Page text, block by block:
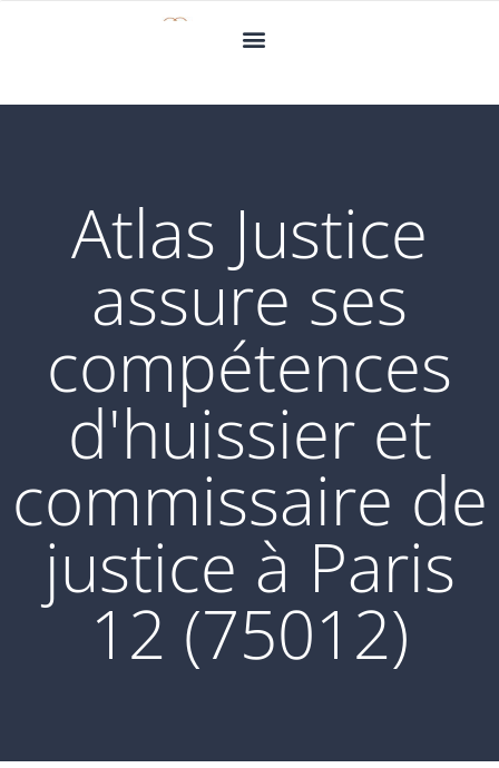
Atlas Justice
assure ses
compétences
d'huissier et
commissaire de
justice à Paris
12 (75012)